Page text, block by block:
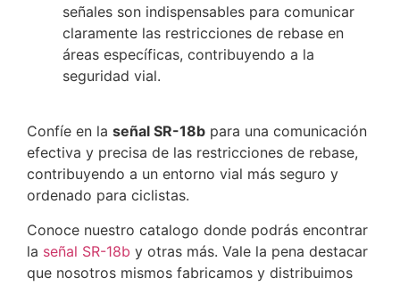
señales son indispensables para comunicar
claramente las restricciones de rebase en
áreas específicas, contribuyendo a la
seguridad vial.
Confíe en la señal SR-18b para una comunicación
efectiva y precisa de las restricciones de rebase,
contribuyendo a un entorno vial más seguro y
ordenado para ciclistas.
Conoce nuestro catalogo donde podrás encontrar
la señal SR-18b y otras más. Vale la pena destacar
que nosotros mismos fabricamos y distribuimos